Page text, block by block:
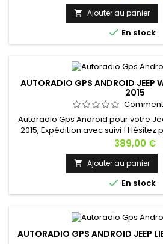
 Ajouter au panier
 En stock
AUTORADIO GPS ANDROID JEEP
2015
Autoradio Gps Android pour votre
2015, Expédition avec suivi !
vous avez une
Prix
389,00 €
 Ajouter au panier
 En stock
AUTORADIO GPS ANDROID JEEP